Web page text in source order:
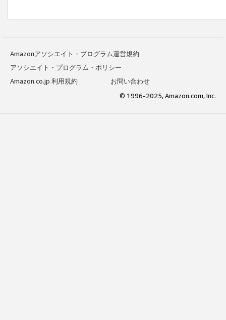
Amazonアソシエイト・プログラム運営規約
アソシエイト・プログラム・ポリシー
Amazon.co.jp 利用規約
お問い合わせ
© 1996-2025, Amazon.com, Inc.